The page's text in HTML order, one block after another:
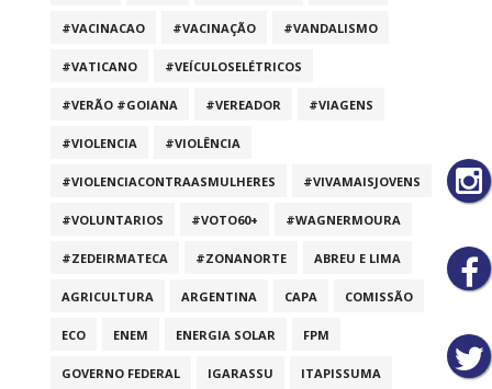
#VACINACAO #VACINAÇÃO #VANDALISMO
#VATICANO #VEÍCULOSELÉTRICOS
#VERÃO #GOIANA #VEREADOR #VIAGENS
#VIOLENCIA #VIOLÊNCIA
#VIOLENCIACONTRAASMULHERES #VIVAMAISJOVENS
#VOLUNTARIOS #VOTO60+ #WAGNERMOURA
#ZEDEIRMATECA #ZONANORTE ABREU E LIMA
AGRICULTURA ARGENTINA CAPA COMISSÃO
ECO ENEM ENERGIA SOLAR FPM
GOVERNO FEDERAL IGARASSU ITAPISSUMA